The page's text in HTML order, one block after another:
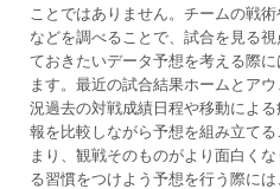
ことではありません。チームの戦
などを調べることで、試合を見る
ておきたいデータ予想を考える際
ます。最近の試合結果ホームとア
況過去の対戦成績日程や移動によ
報を比較しながら予想を組み立て
まり、観戦そのものがより面白く
る習慣をつけよう予想を行う際に